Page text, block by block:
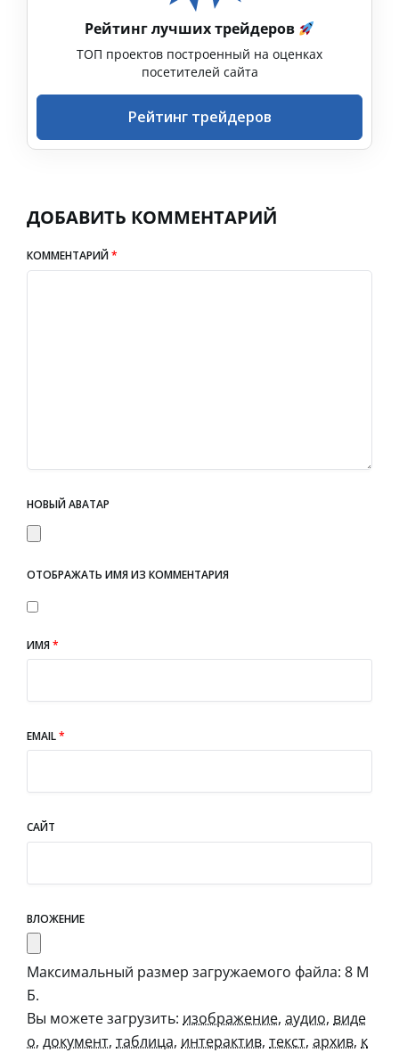
Рейтинг лучших трейдеров
ТОП проектов построенный на оценках
посетителей сайта
Рейтинг трейдеров
ДОБАВИТЬ КОММЕНТАРИЙ
КОММЕНТАРИЙ*
НОВЫЙ АВАТАР
ОТОБРАЖАТЬ ИМЯ ИЗ КОММЕНТАРИЯ
ИМЯ*
EMAIL*
САЙТ
ВЛОЖЕНИЕ
Максимальный размер загружаемого файла: 8 М
Б.
Вы можете загрузить: изображение, аудио, виде
о, документ, таблица, интерактив, текст, архив, к